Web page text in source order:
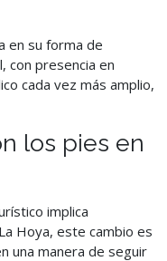
en su forma de
con presencia en
cada vez más amplio,
los pies en
implica
Hoya, este cambio es
una manera de seguir